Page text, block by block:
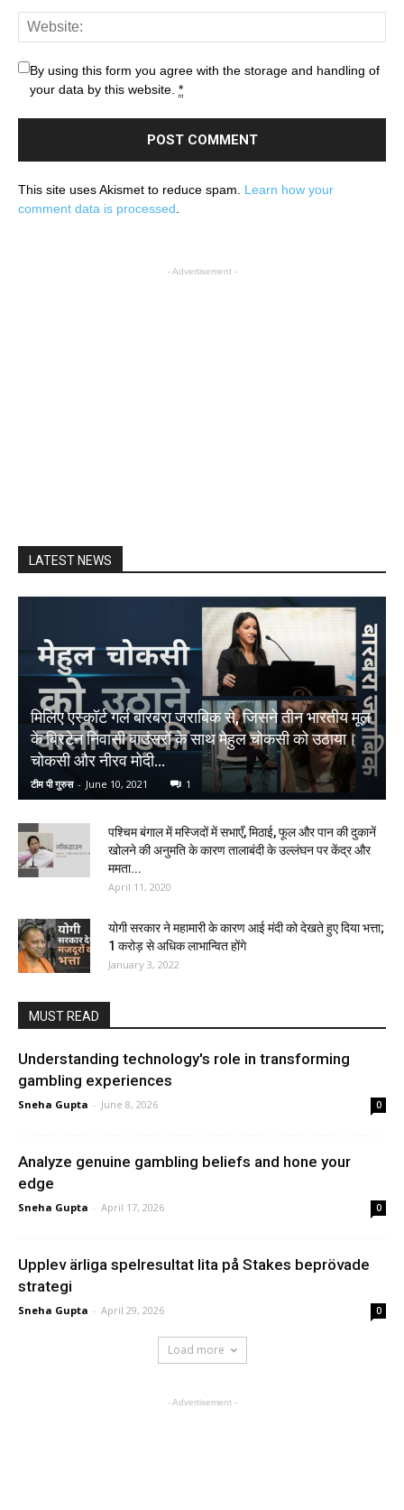
By using this form you agree with the storage and handling of
your data by this website. *
This site uses Akismet to reduce spam. Learn how your
comment data is processed
- Advertisement -
LATEST NEWS
मिलिए एस्कॉर्ट गर्ल बारबरा जराबिक से, जिसने तीन भारतीय मूल
के ब्रिटेन निवासी बाउंसरों के साथ मेहुल चोकसी को उठाया।
चोकसी और नीरव मोदी...
टीम पी गुरुस - June 10, 2021 1
पश्चिम बंगाल में मस्जिदों में सभाएँ, मिठाई, फूल और पान की दुकानें
खोलने की अनुमति के कारण तालाबंदी के उल्लंघन पर केंद्र और
ममता...
April 11, 2020
योगी सरकार ने महामारी के कारण आई मंदी को देखते हुए दिया भत्ता;
1 करोड़ से अधिक लाभान्वित होंगे
January 3, 2022
MUST READ
Understanding technology's role in transforming
gambling experiences
Sneha Gupta - June 8, 2026 0
Analyze genuine gambling beliefs and hone your
edge
Sneha Gupta - April 17, 2026 0
Upplev ärliga spelresultat lita på Stakes beprövade
strategi
Sneha Gupta - April 29, 2026 0
Load more
- Advertisement -